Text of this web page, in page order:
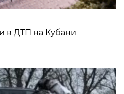
в ДТП на Кубани